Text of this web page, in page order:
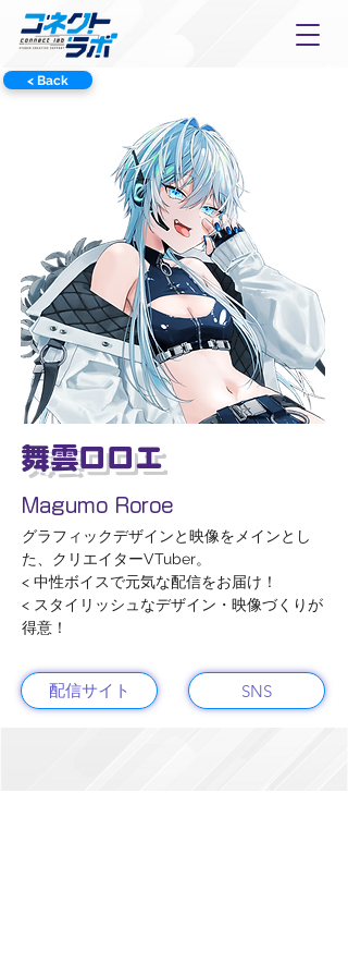
< Back
舞雲ロロエ
Magumo Roroe
グラフィックデザインと映像をメインとし
た、クリエイターVTuber。
< 中性ボイスで元気な配信をお届け！
< スタイリッシュなデザイン・映像づくりが
得意！
配信サイト SNS